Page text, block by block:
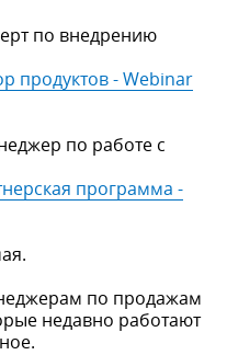
по внедрению
продуктов - Webinar
по работе с
программа -
по продажам
недавно работают